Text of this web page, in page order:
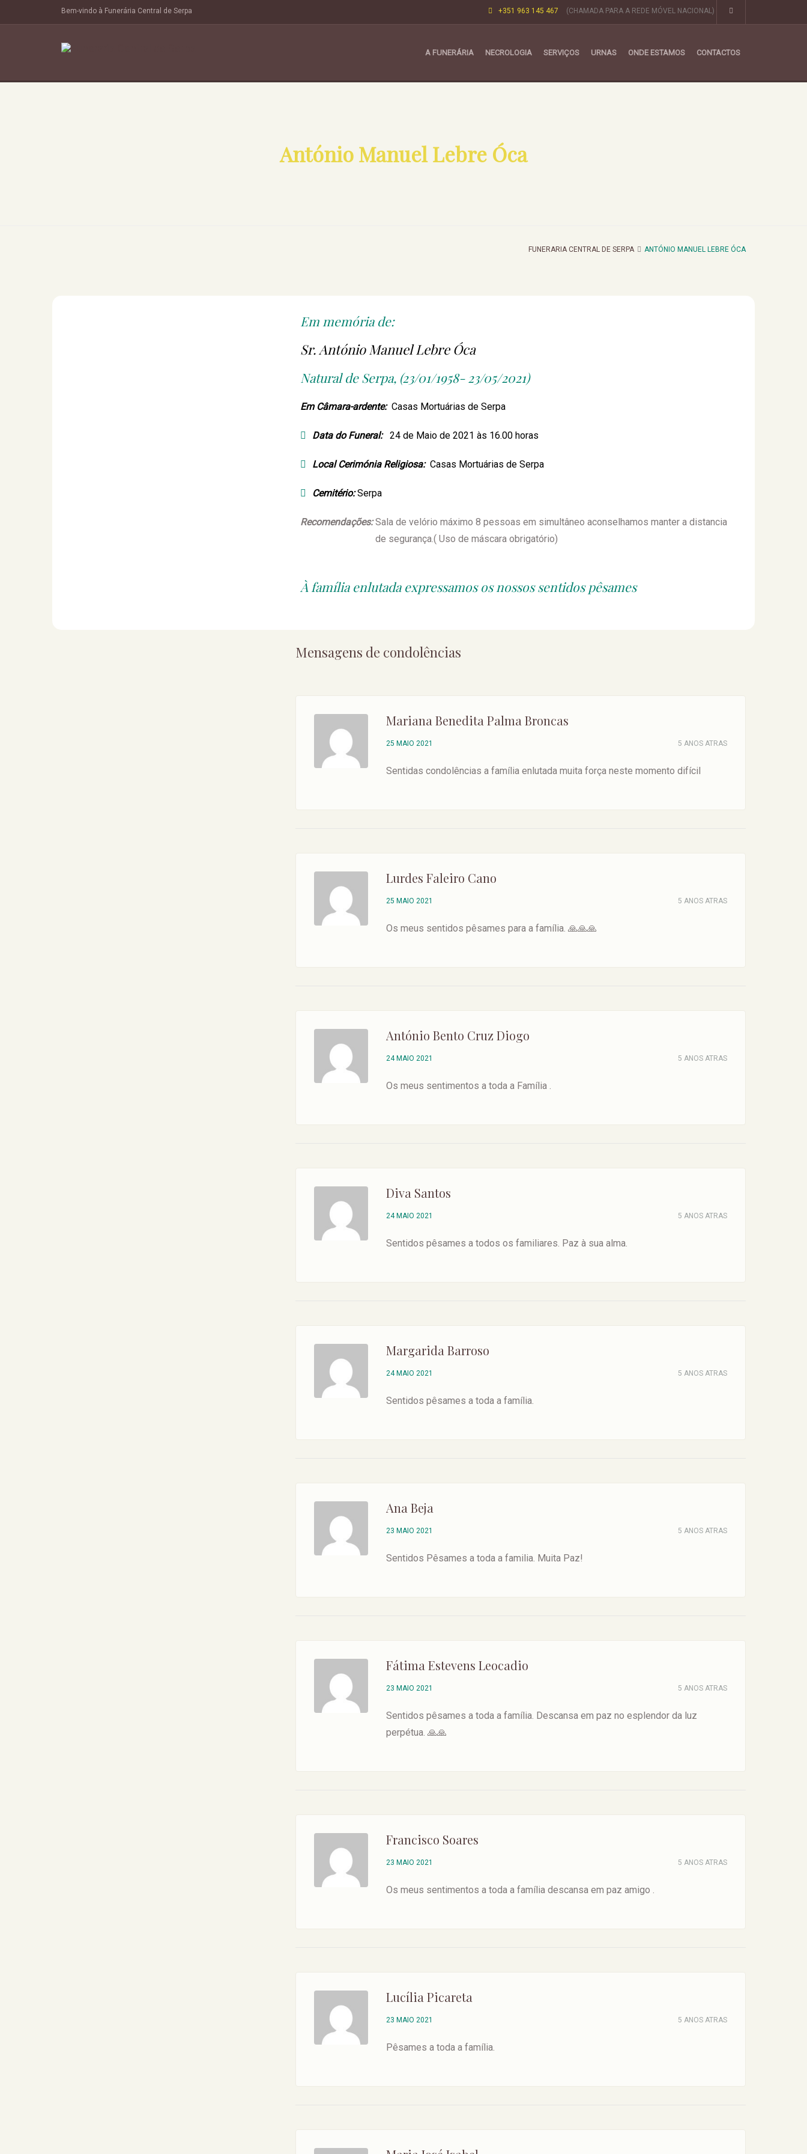
Bem-vindo à Funerária Central de Serpa +351 963 145 467 (CHAMADA PARA A REDE MÓVEL NACIONAL)
A FUNERÁRIA NECROLOGIA SERVIÇOS URNAS ONDE ESTAMOS CONTACTOS
António Manuel Lebre Óca
FUNERARIA CENTRAL DE SERPA ANTÓNIO MANUEL LEBRE ÓCA
Em memória de:
Sr. António Manuel Lebre Óca
Natural de Serpa, (23/01/1958- 23/05/2021)
Em Câmara-ardente:Casas Mortuárias de Serpa
Data do Funeral: 24 de Maio de 2021 às 16.00 horas
Local Cerimónia Religiosa:Casas Mortuárias de Serpa
Cemitério:Serpa
Recomendações: Sala de velório máximo 8 pessoas em simultâneo aconselhamos manter a distancia
de segurança.( Uso de máscara obrigatório)
À família enlutada expressamos os nossos sentidos pêsames
Mensagens de condolências
Mariana Benedita Palma Broncas
25 MAIO 2021 5 ANOS ATRAS
Sentidas condolências a família enlutada muita força neste momento difícil
Lurdes Faleiro Cano
25 MAIO 2021 5 ANOS ATRAS
Os meus sentidos pêsames para a família. 🙏🙏🙏
António Bento Cruz Diogo
24 MAIO 2021 5 ANOS ATRAS
Os meus sentimentos a toda a Família .
Diva Santos
24 MAIO 2021 5 ANOS ATRAS
Sentidos pêsames a todos os familiares. Paz à sua alma.
Margarida Barroso
24 MAIO 2021 5 ANOS ATRAS
Sentidos pêsames a toda a família.
Ana Beja
23 MAIO 2021 5 ANOS ATRAS
Sentidos Pêsames a toda a familia. Muita Paz!
Fátima Estevens Leocadio
23 MAIO 2021 5 ANOS ATRAS
Sentidos pêsames a toda a família. Descansa em paz no esplendor da luz
perpétua. 🙏🙏
Francisco Soares
23 MAIO 2021 5 ANOS ATRAS
Os meus sentimentos a toda a família descansa em paz amigo .
Lucília Picareta
23 MAIO 2021 5 ANOS ATRAS
Pêsames a toda a família.